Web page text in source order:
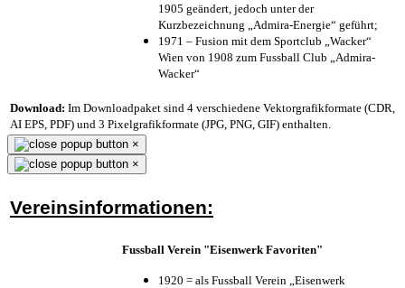
1905 geändert, jedoch unter der
Kurzbezeichnung „Admira-Energie“ geführt;
1971 – Fusion mit dem Sportclub „Wacker“
Wien von 1908 zum Fussball Club „Admira-
Wacker“
Download: Im Downloadpaket sind 4 verschiedene Vektorgrafikformate (CDR,
AI EPS, PDF) und 3 Pixelgrafikformate (JPG, PNG, GIF) enthalten.
×
×
Vereinsinformationen:
Fussball Verein "Eisenwerk Favoriten"
1920 = als Fussball Verein „Eisenwerk